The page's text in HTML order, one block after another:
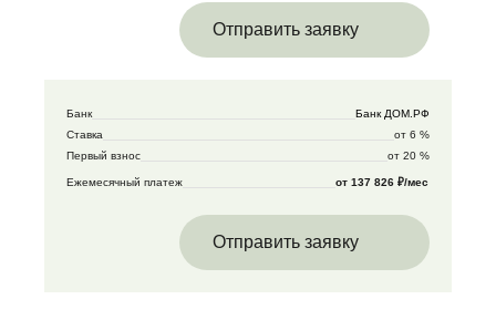
Отправить заявку
Банк
Банк ДОМ.РФ
Ставка
от 6 %
Первый взнос
от 20 %
Ежемесячный платеж от 137 826 ₽/мес
Отправить заявку